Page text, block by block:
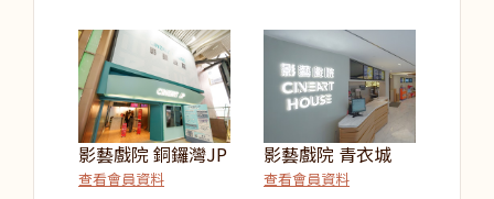
影藝戲院 銅鑼灣JP
查看會員資料
影藝戲院 青衣城
查看會員資料